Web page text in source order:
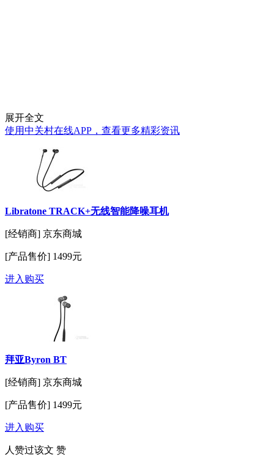
展开全文
使用中关村在线APP，查看更多精彩资讯
Libratone TRACK+无线智能降噪耳机
[经销商] 京东商城
[产品售价] 1499元
进入购买
拜亚Byron BT
[经销商] 京东商城
[产品售价] 1499元
进入购买
人赞过该文 赞